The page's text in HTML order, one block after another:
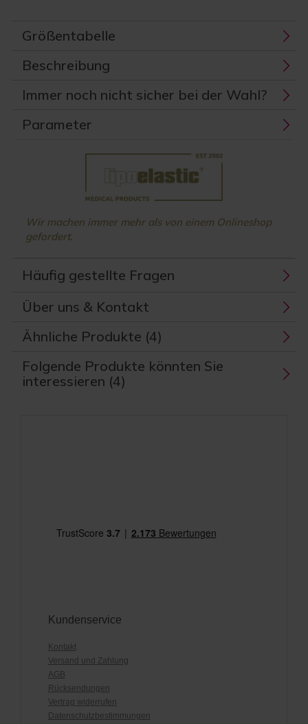
Größentabelle
Beschreibung
Immer noch nicht sicher bei der Wahl?
Parameter
Wir machen immer mehr als von einem Onlineshop
gefordert.
Häufig gestellte Fragen
Über uns & Kontakt
Ähnliche Produkte (4)
Folgende Produkte könnten Sie
interessieren (4)
Kundenservice
Kontakt
Versand und Zahlung
AGB
Rücksendungen
Vertrag widerrufen
Datenschutzbestimmungen